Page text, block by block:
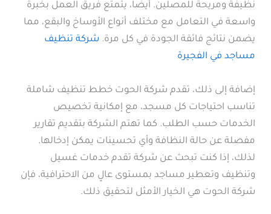
نظيفة ومريحة للمصلين. أيضًا، يتمتع فريق العمل بخبرة
واسعة في التعامل مع مختلف أنواع الأوساخ والبقع، مما
يضمن نتائج فائقة الجودة في كل مرة. شركة تنظيف
مساجد في الفجيرة
إضافة إلى ذلك، تقدم شركة الحوت خطط تنظيف شاملة
تناسب احتياجات كل مسجد، مع إمكانية تخصيص
الخدمات حسب الطلب. كما تهتم الشركة بتقديم تقارير
مفصلة عن حالة النظافة وأي تحسينات يمكن إدخالها.
لذلك، إذا كنت تبحث عن شركة تقدم خدمات غسيل
وتنظيف وتعطير مساجد بمستوى عالٍ من الاحترافية، فإن
شركة الحوت هي الخيار الأمثل لتحقيق ذلك.